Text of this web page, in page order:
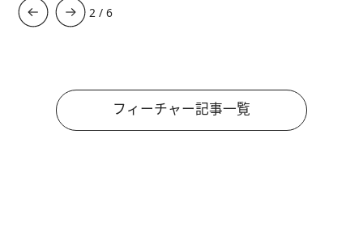
3 /6
フィーチャー記事一覧